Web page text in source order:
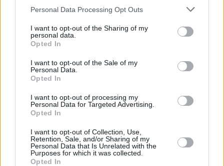
Please note that this website/app uses one or more Google
not limited to your visit or usage behaviour. You may click to
grant or deny consent to Google and its third-party tags to
use your data for below specified purposes in below Google
consent section.
Personal Data Processing Opt Outs
I want to opt-out of the Sharing of my
personal data.
Opted In
I want to opt-out of the Sale of my
Personal Data.
Opted In
I want to opt-out of processing my
Personal Data for Targeted Advertising.
Opted In
I want to opt-out of Collection, Use,
Retention, Sale, and/or Sharing of my
Personal Data that Is Unrelated with the
Purposes for which it was collected.
Opted In
αλλά περάσαμε όλες τις δυσκολίες που περνάει ένα
ζευγάρι», είπε ο ηθοποιός